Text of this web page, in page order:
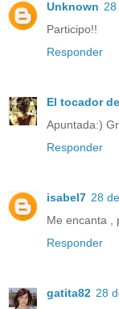
Unknown 28
Participo!!
Responder
El tocador
Apuntada:)
Responder
isabel7 28
Me encanta ,
Responder
gatita82 28